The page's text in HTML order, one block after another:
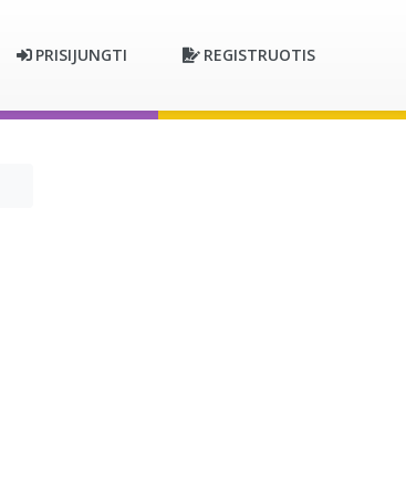
PRISIJUNGTI REGISTRUOTIS